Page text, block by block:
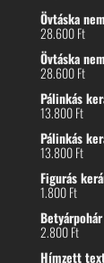
Övtáska
28.600Ft
Övtáska
28.600Ft
Pálinkás
13.800Ft
Pálinkás
13.800Ft
Figurás
1.800Ft
Betyárpohár
2.800Ft
Hímzett